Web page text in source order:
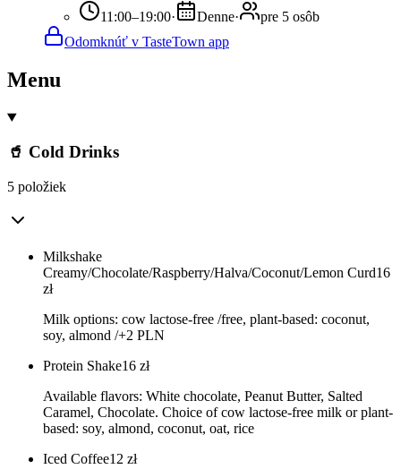
11:00–19:00· Denne·
pre 5 osôb
Odomknúť v TasteTown app
Menu
🥤 Cold Drinks
5 položiek
Milkshake
Creamy/Chocolate/Raspberry/Halva/Coconut/Lemon Curd16
zł
Milk options: cow lactose-free /free, plant-based: coconut,
soy, almond /+2 PLN
Protein Shake16 zł
Available flavors: White chocolate, Peanut Butter, Salted
Caramel, Chocolate. Choice of cow lactose-free milk or plant-
based: soy, almond, coconut, oat, rice
Iced Coffee12 zł